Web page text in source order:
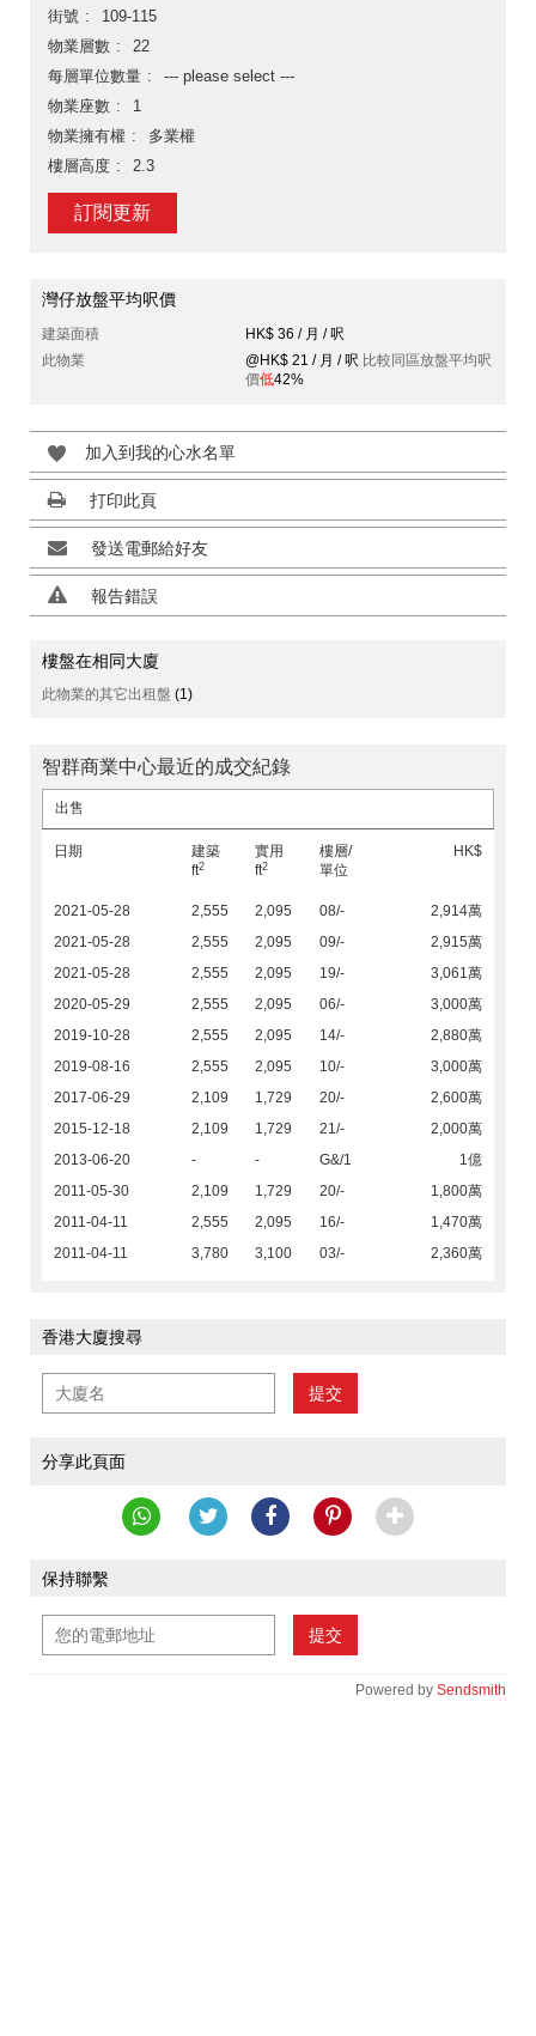
街號
109-115
物業層數
22
每層單位數量
--- please select ---
物業座數
1
物業擁有權
多業權
樓層高度
2.3
訂閱更新
灣仔放盤平均呎價
建築面積
HK$ 36 / 月 / 呎
此物業
@HK$ 21 / 月 / 呎 比較同區放盤平均呎
價低42%
加入到我的心水名單
打印此頁
發送電郵給好友
報告錯誤
樓盤在相同大廈
此物業的其它出租盤 (1)
智群商業中心最近的成交紀錄
出售
日期
建築
ft2
實用
ft2
樓層/
單位
HK$
2021-05-28 2,555 2,095 08/-
2,914萬
2021-05-28
2,555 2,095 09/-
2,915萬
2021-05-28
2,555 2,095 19/-
3,061萬
2020-05-29
2,555 2,095 06/-
3,000萬
2019-10-28
2,555 2,095 14/-
2,880萬
2019-08-16
2,555 2,095 10/-
3,000萬
2017-06-29
2,109 1,729 20/-
2,600萬
2015-12-18
2,109 1,729 21/-
2,000萬
2013-06-20
- - G&/1
1億
2011-05-30
2,109 1,729 20/-
1,800萬
2011-04-11
2,555 2,095 16/-
1,470萬
2011-04-11
3,780 3,100 03/- 2,360萬
香港大廈搜尋
提交
分享此頁面
保持聯繫
提交
Powered by Sendsmith